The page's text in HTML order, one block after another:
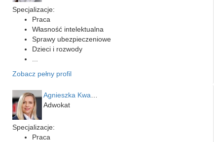
Specjalizacje:
Praca
Własność intelektualna
Sprawy ubezpieczeniowe
Dzieci i rozwody
Zobacz pełny profil
Adwokat
Specjalizacje:
Praca